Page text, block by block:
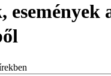
események